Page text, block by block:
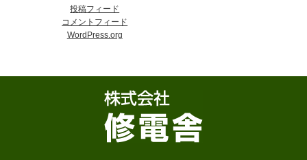
投稿フィード
コメントフィード
WordPress.org